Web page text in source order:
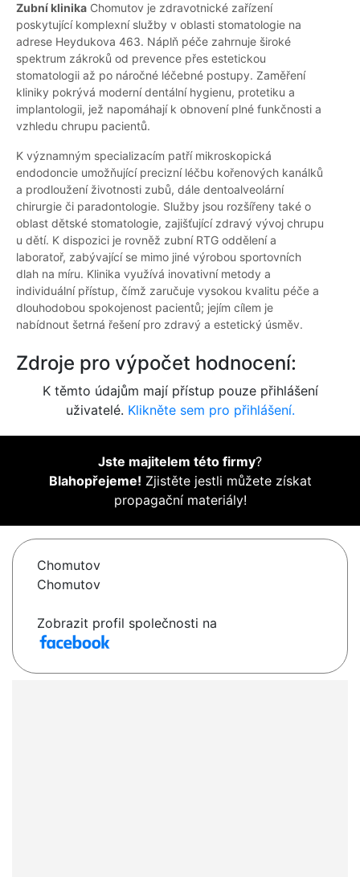
Zubní klinika Chomutov je zdravotnické zařízení
poskytující komplexní služby v oblasti stomatologie na
adrese Heydukova 463. Náplň péče zahrnuje široké
spektrum zákroků od prevence přes estetickou
stomatologii až po náročné léčebné postupy. Zaměření
kliniky pokrývá moderní dentální hygienu, protetiku a
implantologii, jež napomáhají k obnovení plné funkčnosti a
vzhledu chrupu pacientů.
K významným specializacím patří mikroskopická
endodoncie umožňující precizní léčbu kořenových kanálků
a prodloužení životnosti zubů, dále dentoalveolární
chirurgie či paradontologie. Služby jsou rozšířeny také o
oblast dětské stomatologie, zajišťující zdravý vývoj chrupu
u dětí. K dispozici je rovněž zubní RTG oddělení a
laboratoř, zabývající se mimo jiné výrobou sportovních
dlah na míru. Klinika využívá inovativní metody a
individuální přístup, čímž zaručuje vysokou kvalitu péče a
dlouhodobou spokojenost pacientů; jejím cílem je
nabídnout šetrná řešení pro zdravý a estetický úsměv.
Zdroje pro výpočet hodnocení:
K těmto údajům mají přístup pouze přihlášení
uživatelé. Klikněte sem pro přihlášení.
Jste majitelem této firmy?
Blahopřejeme! Zjistěte jestli můžete získat
propagační materiály!
Chomutov
Chomutov
Zobrazit profil společnosti na